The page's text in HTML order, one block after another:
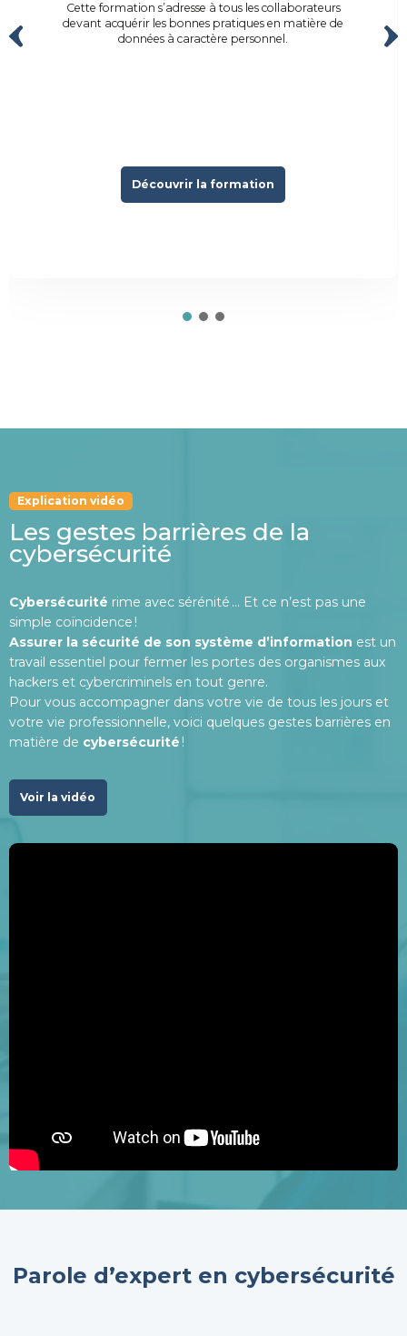
Cette formation s’adresse à tous les collaborateurs
devant acquérir les bonnes pratiques en matière de
données à caractère personnel.
Découvrir la formation
Explication vidéo
Les gestes barrières de la
cybersécurité
Cybersécurité rime avec sérénité … Et ce n’est pas une
simple coïncidence !
Assurer la sécurité de son système d’information est un
travail essentiel pour fermer les portes des organismes aux
hackers et cybercriminels en tout genre.
Pour vous accompagner dans votre vie de tous les jours et
votre vie professionnelle, voici quelques gestes barrières en
matière de cybersécurité !
Voir la vidéo
Parole d’expert en cybersécurité